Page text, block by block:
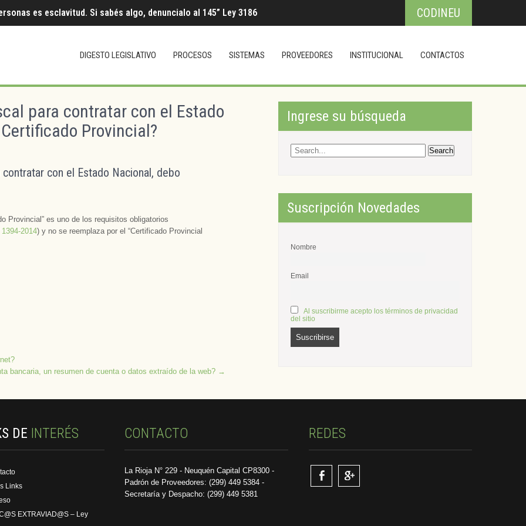
es esclavitud. Si sabés algo, denuncialo al 145” Ley 3186 CODINEU
DIGESTO LEGISLATIVO PROCESOS SISTEMAS PROVEEDORES INSTITUCIONAL CONTACTOS
para contratar con el Estado
Provincial?
con el Estado Nacional, debo
Provincial” es uno de los requisitos obligatorios
1394-2014) y no se reemplaza por el “Certificado Provincial
bancaria, un resumen de cuenta o datos extraído de la web? →
Ingrese su búsqueda
Suscripción Novedades
Nombre
Email
Al suscribirme acepto los términos de privacidad
del sitio
DE INTERÉS
Links
EXTRAVIAD@S – Ley
CONTACTO
La Rioja N° 229 - Neuquén Capital CP8300 -
Padrón de Proveedores: (299) 449 5384 -
Secretaría y Despacho: (299) 449 5381
REDES